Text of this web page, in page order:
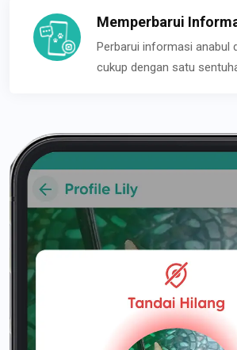
Memperbarui
Perbarui informasi anabul
cukup dengan satu